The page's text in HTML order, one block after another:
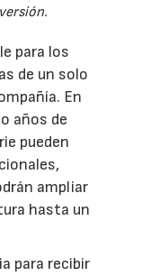
para los
de un solo
En
años de
pueden
ampliar
hasta un
para recibir